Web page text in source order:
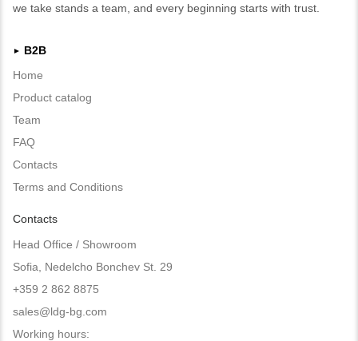
we take stands a team, and every beginning starts with trust.
►
B2B
Home
Product catalog
Team
FAQ
Contacts
Terms and Conditions
Contacts
Head Office / Showroom
Sofia, Nedelcho Bonchev St. 29
+359 2 862 8875
sales@ldg-bg.com
Working hours: